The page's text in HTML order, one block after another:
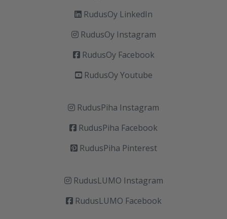
RudusOy LinkedIn
RudusOy Instagram
RudusOy Facebook
RudusOy Youtube
RudusPiha Instagram
RudusPiha Facebook
RudusPiha Pinterest
RudusLUMO Instagram
RudusLUMO Facebook